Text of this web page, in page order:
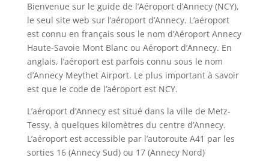
Bienvenue sur le guide de l’Aéroport d’Annecy (NCY),
le seul site web sur l’aéroport d’Annecy. L’aéroport
est connu en français sous le nom d’Aéroport Annecy
Haute-Savoie Mont Blanc ou Aéroport d’Annecy. En
anglais, l’aéroport est parfois connu sous le nom
d’Annecy Meythet Airport. Le plus important à savoir
est que le code de l’aéroport est NCY.
L’aéroport d’Annecy est situé dans la ville de Metz-
Tessy, à quelques kilomètres du centre d’Annecy.
L’aéroport est accessible par l’autoroute A41 par les
sorties 16 (Annecy Sud) ou 17 (Annecy Nord)